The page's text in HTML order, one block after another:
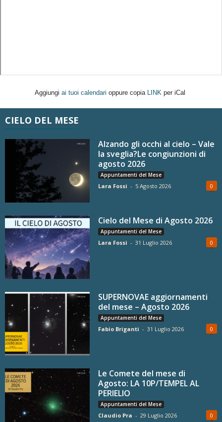
Aggiungi ai tuoi calendari oppure copia LINK per iCal
CIELO DEL MESE
Alzando gli occhi al cielo – Vale
la sveglia?Le congiunzioni di
agosto 2026
Appuntamenti del Mese
Lara Fossi - 5 Agosto 2026 0
Cielo del Mese di Agosto 2026
Appuntamenti del Mese
Lara Fossi - 31 Luglio 2026 0
SUPERNOVAE aggiornamenti
del mese – Agosto 2026
Appuntamenti del Mese
Fabio Briganti - 31 Luglio 2026 0
Le Comete del mese di
Agosto: LA 10P/TEMPEL AL
PERIELIO
Appuntamenti del Mese
Claudio Pra - 29 Luglio 2026 0